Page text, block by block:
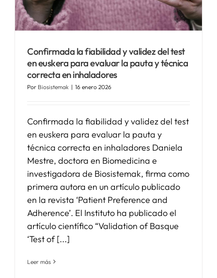
SERVICIOS
APOYO I+D+I
NOTICIAS
Confirmada la fiabilidad y validez del test
en euskera para evaluar la pauta y técnica
correcta en inhaladores
Por Biosistemak | 16 enero 2026
Confirmada la fiabilidad y validez del test
en euskera para evaluar la pauta y
técnica correcta en inhaladores Daniela
Mestre, doctora en Biomedicina e
investigadora de Biosistemak, firma como
primera autora en un artículo publicado
en la revista ‘Patient Preference and
Adherence’. El Instituto ha publicado el
artículo científico “Validation of Basque
‘Test of [...]
Leer más